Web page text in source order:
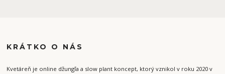
KRÁTKO O NÁS
Kvetáreň je online džungľa a slow plant koncept, ktorý vznikol v roku 2020 v